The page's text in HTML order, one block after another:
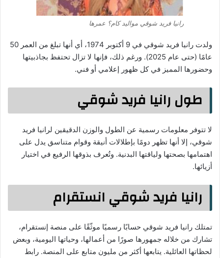
رانيا فريد شوقي مواليد كام؟ عمرها
ولدت رانيا فريد شوقي في 9 أكتوبر 1974، أي أنها تبلغ من العمر 50
عامًا (حتى عام 2025). ورغم ذلك، فإنها لا تزال تحتفظ بجاذبيتها
وحضورها المميز في كل ظهور إعلامي أو فني.
طول رانيا فريد شوقي
لا تتوفر معلومات رسمية عن الطول والوزن الدقيقين لرانيا فريد
شوقي، إلا أنها تظهر دومًا بإطلالات أنيقة وقوام متناسق يدل على
اهتمامها بصحتها ولياقتها البدنية. وتُعرف بذوقها الرفيع في اختيار
أزيائها.
رانيا فريد شوقي انستقرام
تمتلك رانيا فريد شوقي حسابًا رسميًا موثّقًا على منصة إنستقرام،
تشارك من خلاله جمهورها صورًا من أعمالها، وحياتها اليومية، وبعض
لحظاتها العائلية. يتابعها أكثر من مليون متابع على المنصة. رابط